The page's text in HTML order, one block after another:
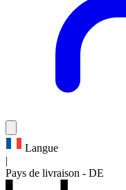
Langue
|
Pays de livraison - DE